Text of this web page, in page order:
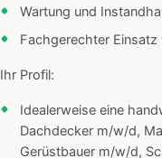
Wartung und
Fachgerechter
Ihr Profil:
Idealerweise eine
Dachdecker m/w/d,
Gerüstbauer m/w/d,